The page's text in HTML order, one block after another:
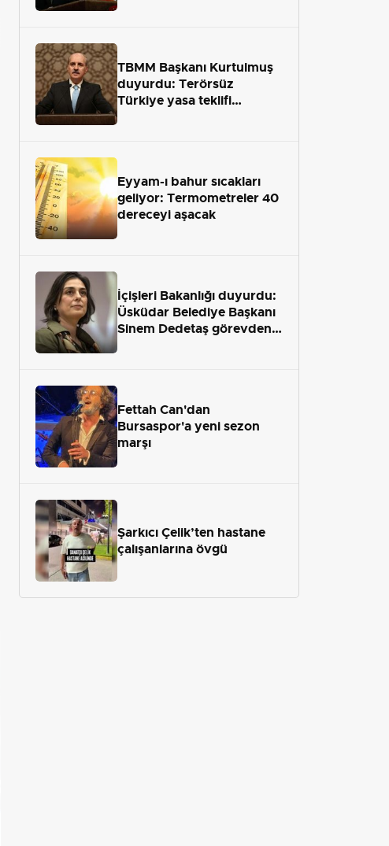
TBMM Başkanı Kurtulmuş
duyurdu: Terörsüz
Türkiye yasa teklifi
Eyyam-ı bahur sıcakları
geliyor: Termometreler 40
dereceyi aşacak
İçişleri Bakanlığı duyurdu:
Üsküdar Belediye Başkanı
Sinem Dedetaş görevden
Fettah Can'dan
Bursaspor'a yeni sezon
marşı
Şarkıcı Çelik’ten hastane
çalışanlarına övgü